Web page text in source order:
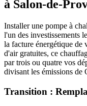
à Salon-de-
Installer une pompe à
l'un des investissements
la facture énergétique de
d'air gratuites, ce
par trois ou quatre vos
divisant les émissions de
Transition :